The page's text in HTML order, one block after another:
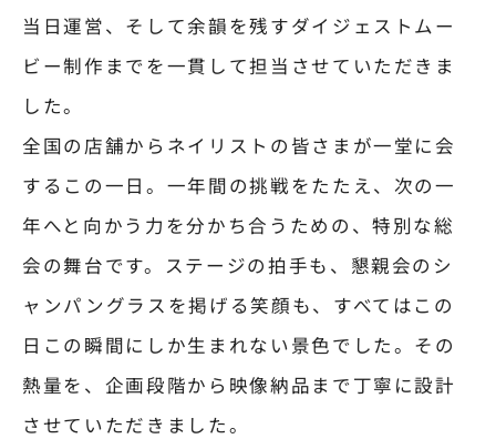
当日運営、そして余韻を残すダイジェストムー
ビー制作までを一貫して担当させていただきま
した。
全国の店舗からネイリストの皆さまが一堂に会
するこの一日。一年間の挑戦をたたえ、次の一
年へと向かう力を分かち合うための、特別な総
会の舞台です。ステージの拍手も、懇親会のシ
ャンパングラスを掲げる笑顔も、すべてはこの
日この瞬間にしか生まれない景色でした。その
熱量を、企画段階から映像納品まで丁寧に設計
させていただきました。